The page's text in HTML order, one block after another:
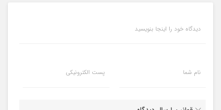
دیدگاه خود را اینجا بنویسید
نام شما پست الکترونیکی